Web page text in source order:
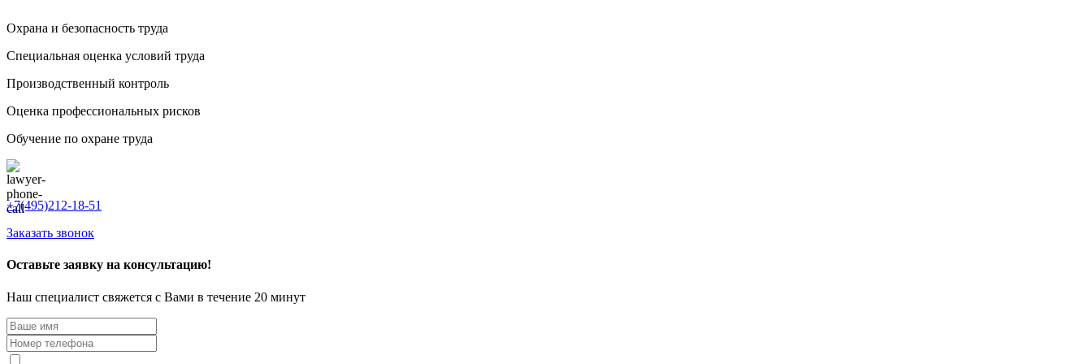
Охрана и безопасность труда
Специальная оценка условий труда
Производственный контроль
Оценка профессиональных рисков
Обучение по охране труда
+7(495)212-18-51
Заказать звонок
Оставьте заявку на консультацию!
Наш специалист свяжется с Вами в течение 20 минут